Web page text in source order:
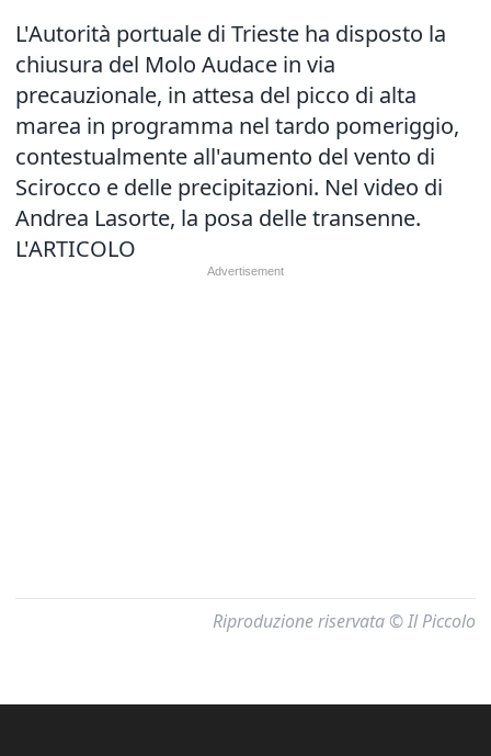
L'Autorità portuale di Trieste ha disposto la
chiusura del Molo Audace in via
precauzionale, in attesa del picco di alta
marea in programma nel tardo pomeriggio,
contestualmente all'aumento del vento di
Scirocco e delle precipitazioni. Nel video di
Andrea Lasorte, la posa delle transenne.
L'ARTICOLO
Riproduzione riservata © Il Piccolo